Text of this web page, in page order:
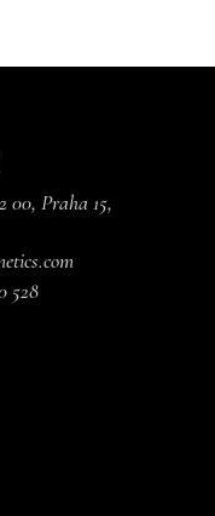
00, Praha 15,
528